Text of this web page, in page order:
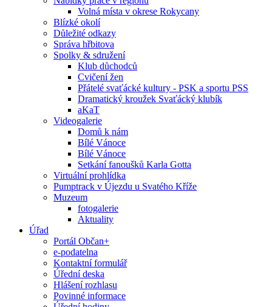
Volná místa v okrese Rokycany
Blízké okolí
Důležité odkazy
Správa hřbitova
Spolky & sdružení
Klub důchodců
Cvičení žen
Přátelé svaťácké kultury - PSK a sportu PSS
Dramatický kroužek Svaťácký klubík
aKaT
Videogalerie
Domů k nám
Bílé Vánoce
Bílé Vánoce
Setkání fanoušků Karla Gotta
Virtuální prohlídka
Pumptrack v Újezdu u Svatého Kříže
Muzeum
fotogalerie
Aktuality
Úřad
Portál Občan+
e-podatelna
Kontaktní formulář
Úřední deska
Hlášení rozhlasu
Povinné informace